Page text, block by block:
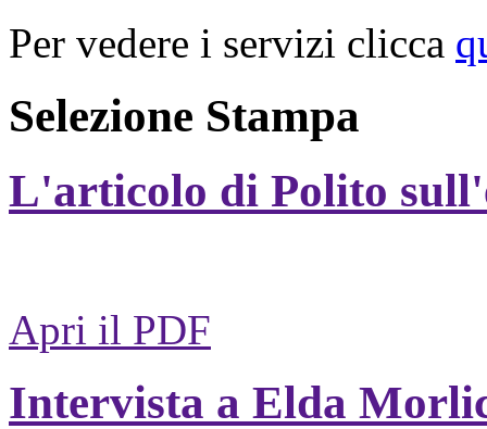
Per vedere i servizi clicca
Selezione Stampa
L'articolo di Polito
Apri il PDF
Intervista a Elda